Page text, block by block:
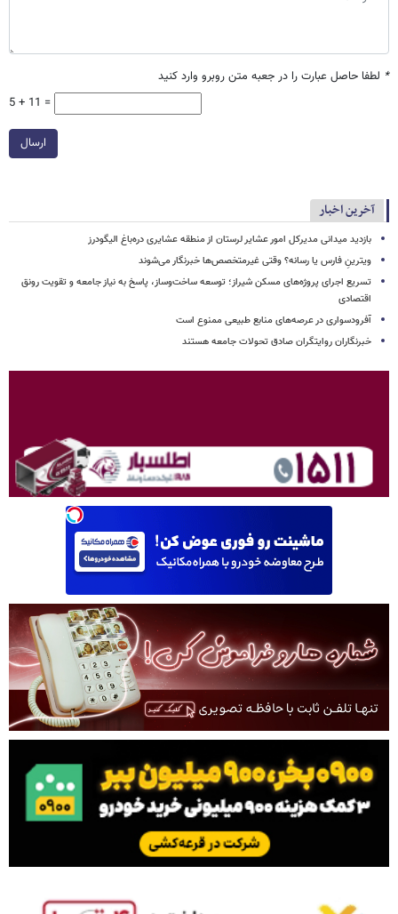
* لطفا حاصل عبارت را در جعبه متن روبرو وارد کنید
5 + 11 =
ارسال
آخرین اخبار
بازدید میدانی مدیرکل امور عشایر لرستان از منطقه عشایری دره‌باغ الیگودرز
ویترینِ فارس یا رسانه؟ وقتی غیرمتخصص‌ها خبرنگار می‌شوند
تسریع اجرای پروژه‌های مسکن شیراز؛ توسعه ساخت‌وساز، پاسخ به نیاز جامعه و تقویت رونق
اقتصادی
آفرودسواری در عرصه‌های منابع طبیعی ممنوع است
خبرنگاران روایتگران صادق تحولات جامعه هستند